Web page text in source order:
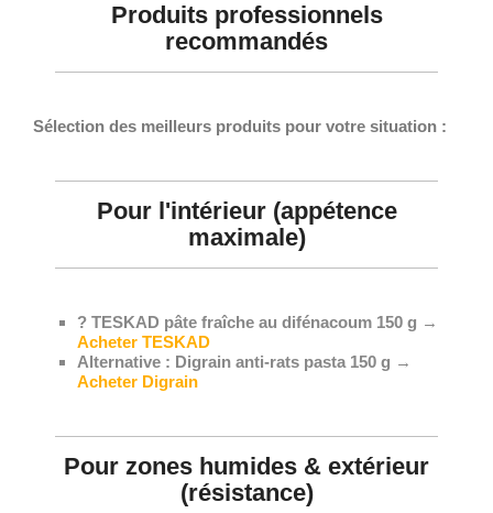
Produits professionnels
recommandés
Sélection des meilleurs produits pour votre situation :
Pour l'intérieur (appétence
maximale)
? TESKAD pâte fraîche au difénacoum 150 g →
Acheter TESKAD
Alternative : Digrain anti-rats pasta 150 g →
Acheter Digrain
Pour zones humides & extérieur
(résistance)